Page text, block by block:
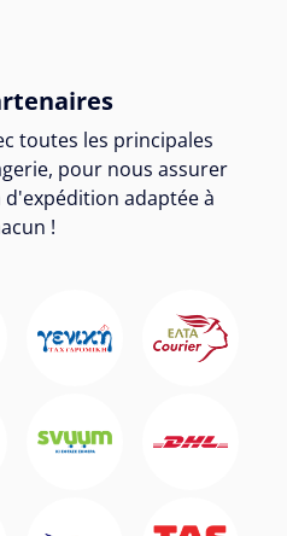
toutes les principales
pour nous assurer
adaptée à
!